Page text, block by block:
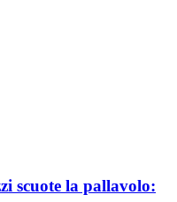
scuote la pallavolo: